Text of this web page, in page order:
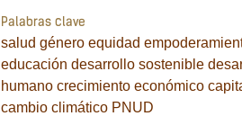
Palabras clave
salud género equidad
educación desarrollo sostenible
humano crecimiento económico
cambio climático PNUD